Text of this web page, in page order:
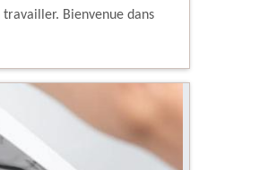
Bienvenue dans